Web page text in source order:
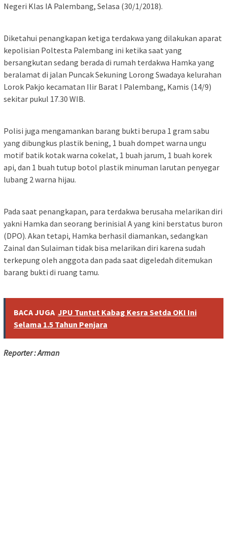
Negeri Klas IA Palembang, Selasa (30/1/2018).
Diketahui penangkapan ketiga terdakwa yang dilakukan aparat
kepolisian Poltesta Palembang ini ketika saat yang
bersangkutan sedang berada di rumah terdakwa Hamka yang
beralamat di jalan Puncak Sekuning Lorong Swadaya kelurahan
Lorok Pakjo kecamatan Ilir Barat I Palembang, Kamis (14/9)
sekitar pukul 17.30 WIB.
Polisi juga mengamankan barang bukti berupa 1 gram sabu
yang dibungkus plastik bening, 1 buah dompet warna ungu
motif batik kotak warna cokelat, 1 buah jarum, 1 buah korek
api, dan 1 buah tutup botol plastik minuman larutan penyegar
lubang 2 warna hijau.
Pada saat penangkapan, para terdakwa berusaha melarikan diri
yakni Hamka dan seorang berinisial A yang kini berstatus buron
(DPO). Akan tetapi, Hamka berhasil diamankan, sedangkan
Zainal dan Sulaiman tidak bisa melarikan diri karena sudah
terkepung oleh anggota dan pada saat digeledah ditemukan
barang bukti di ruang tamu.
BACA JUGA JPU Tuntut Kabag Kesra Setda OKI Ini
Selama 1.5 Tahun Penjara
Reporter : Arman